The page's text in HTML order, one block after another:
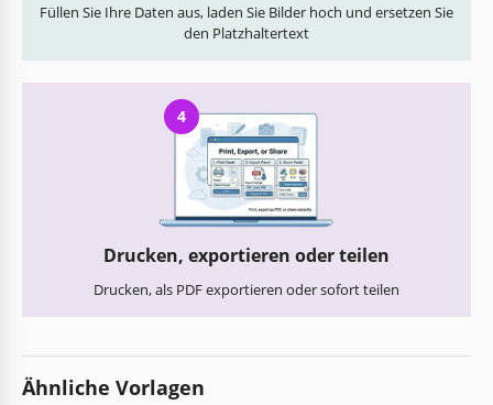
Füllen Sie Ihre Daten aus, laden Sie Bilder hoch und ersetzen Sie
den Platzhaltertext
4
Drucken, exportieren oder teilen
Drucken, als PDF exportieren oder sofort teilen
Ähnliche Vorlagen